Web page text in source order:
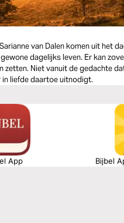
van Dalen komen uit het
dagelijks leven. Er kan
zetten. Niet vanuit de gedachte
in liefde daartoe uitnodigt.
App Bijbel